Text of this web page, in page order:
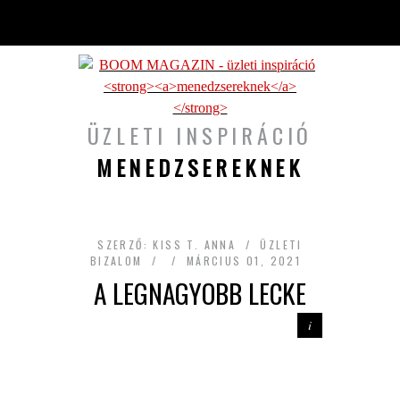
ÜZLETI INSPIRÁCIÓ
MENEDZSEREKNEK
SZERZŐ:KISS T. ANNA
ÜZLETI
BIZALOM
MÁRCIUS 01, 2021
A LEGNAGYOBB LECKE